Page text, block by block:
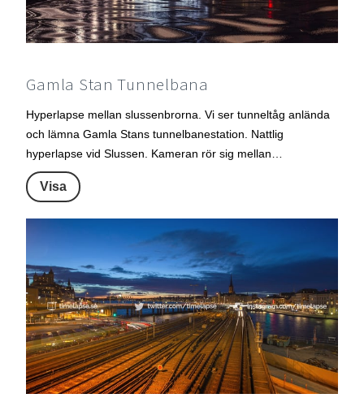
Gamla Stan Tunnelbana
Hyperlapse mellan slussenbrorna. Vi ser tunneltåg anlända
och lämna Gamla Stans tunnelbanestation. Nattlig
hyperlapse vid Slussen. Kameran rör sig mellan…
Visa